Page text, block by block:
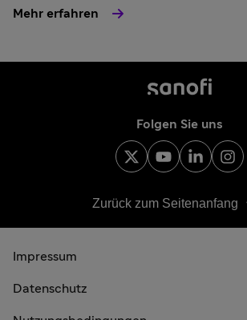
Mehr erfahren
Folgen Sie uns
Zurück zum Seitenanfang
Impressum
Datenschutz